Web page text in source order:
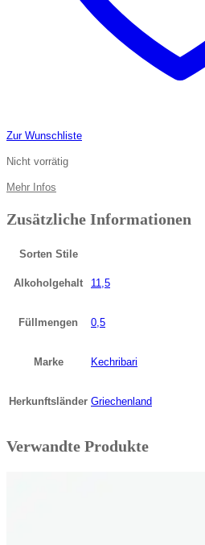
Zur Wunschliste
Nicht vorrätig
Mehr Infos
Zusätzliche Informationen
Sorten Stile
Alkoholgehalt 11,5
Füllmengen 0,5
Marke Kechribari
Herkunftsländer Griechenland
Verwandte Produkte